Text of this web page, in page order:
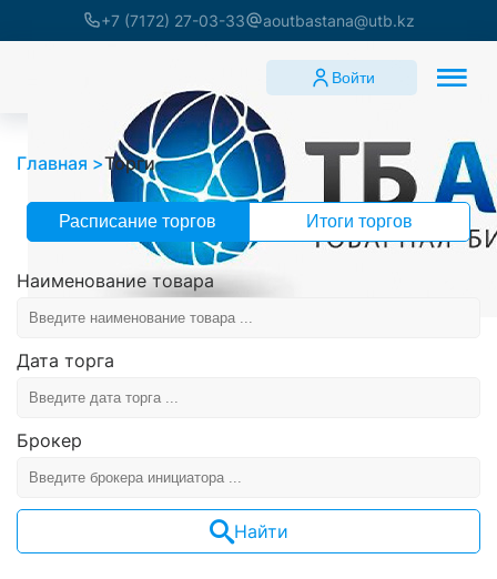
+7 (7172) 27-03-33 aoutbastana@utb.kz
Войти
Главная Торги
Расписание торгов Итоги торгов
Наименование товара
Дата торга
Брокер
Найти